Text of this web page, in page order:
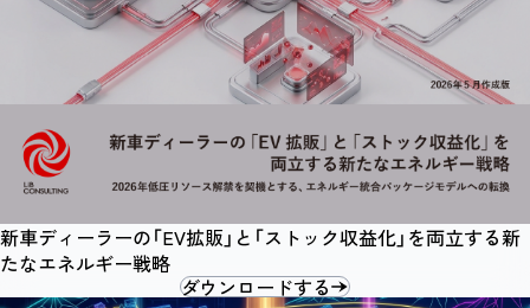
新車ディーラーの「EV拡販」と「ストック収益化」を両立する新
たなエネルギー戦略
ダウンロードする